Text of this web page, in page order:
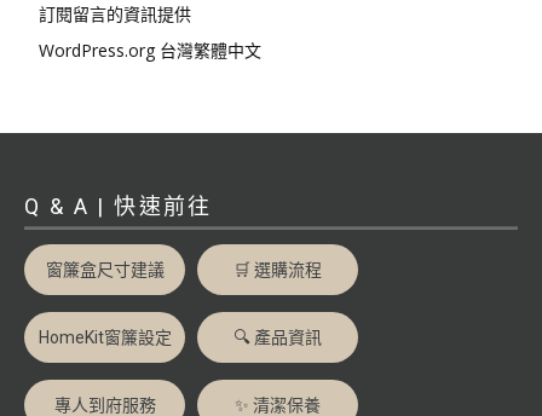
訂閱留言的資訊提供
WordPress.org 台灣繁體中文
Q & A | 快速前往
窗簾盒尺寸建議 🛒 選購流程
HomeKit窗簾設定 🔍 產品資訊
專人到府服務 ✨ 清潔保養